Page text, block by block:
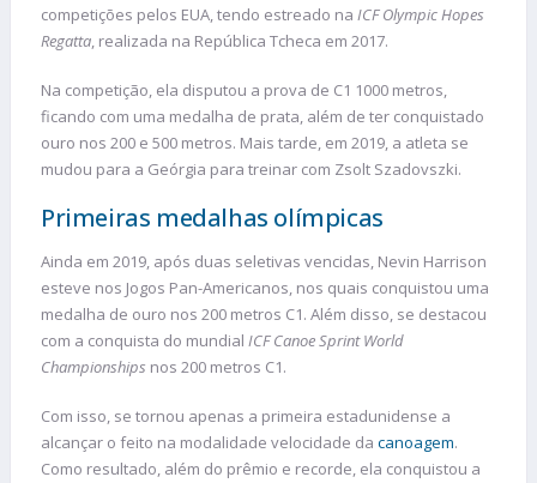
competições pelos EUA, tendo estreado na ICF Olympic Hopes
Regatta, realizada na República Tcheca em 2017.
Na competição, ela disputou a prova de C1 1000 metros,
ficando com uma medalha de prata, além de ter conquistado
ouro nos 200 e 500 metros. Mais tarde, em 2019, a atleta se
mudou para a Geórgia para treinar com Zsolt Szadovszki.
Primeiras medalhas olímpicas
Ainda em 2019, após duas seletivas vencidas, Nevin Harrison
esteve nos Jogos Pan-Americanos, nos quais conquistou uma
medalha de ouro nos 200 metros C1. Além disso, se destacou
com a conquista do mundial ICF Canoe Sprint World
Championships nos 200 metros C1.
Com isso, se tornou apenas a primeira estadunidense a
alcançar o feito na modalidade velocidade da canoagem.
Como resultado, além do prêmio e recorde, ela conquistou a